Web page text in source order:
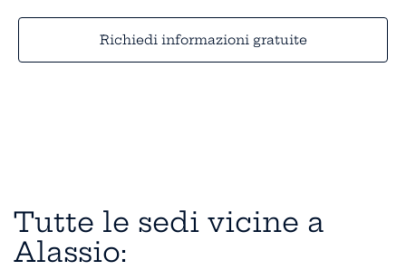
Richiedi informazioni gratuite
Tutte le sedi vicine a
Alassio: